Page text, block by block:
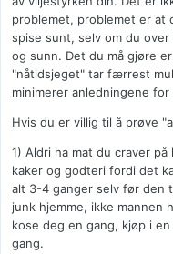
problemet, problemet er at
spise sunt, selv om du
og sunn. Det du må gjøre
"nåtidsjeget" tar færrest
minimerer anledningene
Hvis du er villig til å prøve
1) Aldri ha mat du craver
kaker og godteri fordi det
alt 3-4 ganger selv før den
junk hjemme, ikke mannen
kose deg en gang, kjøp i
gang.